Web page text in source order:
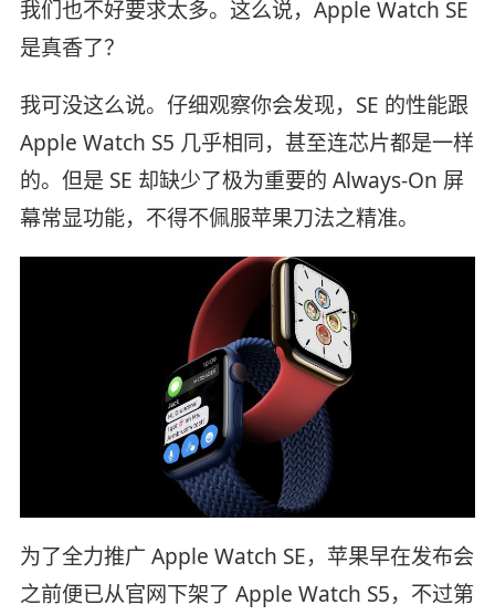
我们也不好要求太多。这么说，Apple Watch SE
是真香了？
我可没这么说。仔细观察你会发现，SE 的性能跟
Apple Watch S5 几乎相同，甚至连芯片都是一样
的。但是 SE 却缺少了极为重要的 Always-On 屏
幕常显功能，不得不佩服苹果刀法之精准。
为了全力推广 Apple Watch SE，苹果早在发布会
之前便已从官网下架了 Apple Watch S5，不过第